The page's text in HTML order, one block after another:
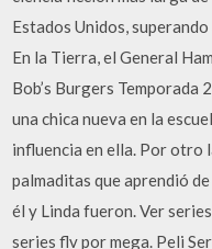
Estados Unidos,
En la Tierra, el General
Bob’s Burgers Temporada
una chica nueva en la
influencia en ella. Por otro
palmaditas que aprendió
él y Linda fueron. Ver
series flv por mega. Peli